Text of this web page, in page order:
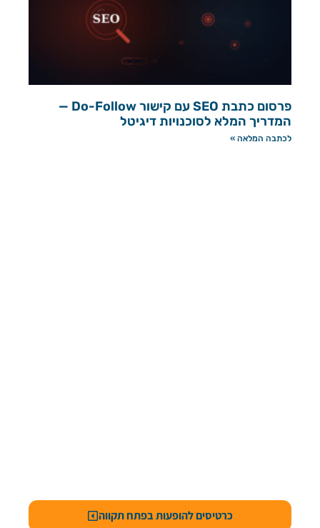
פרסום כתבת SEO עם קישור Do-Follow —
המדריך המלא לסוכנויות דיגיטל
לכתבה המלאה »
כרטיסים להופעות בפתח תקווה